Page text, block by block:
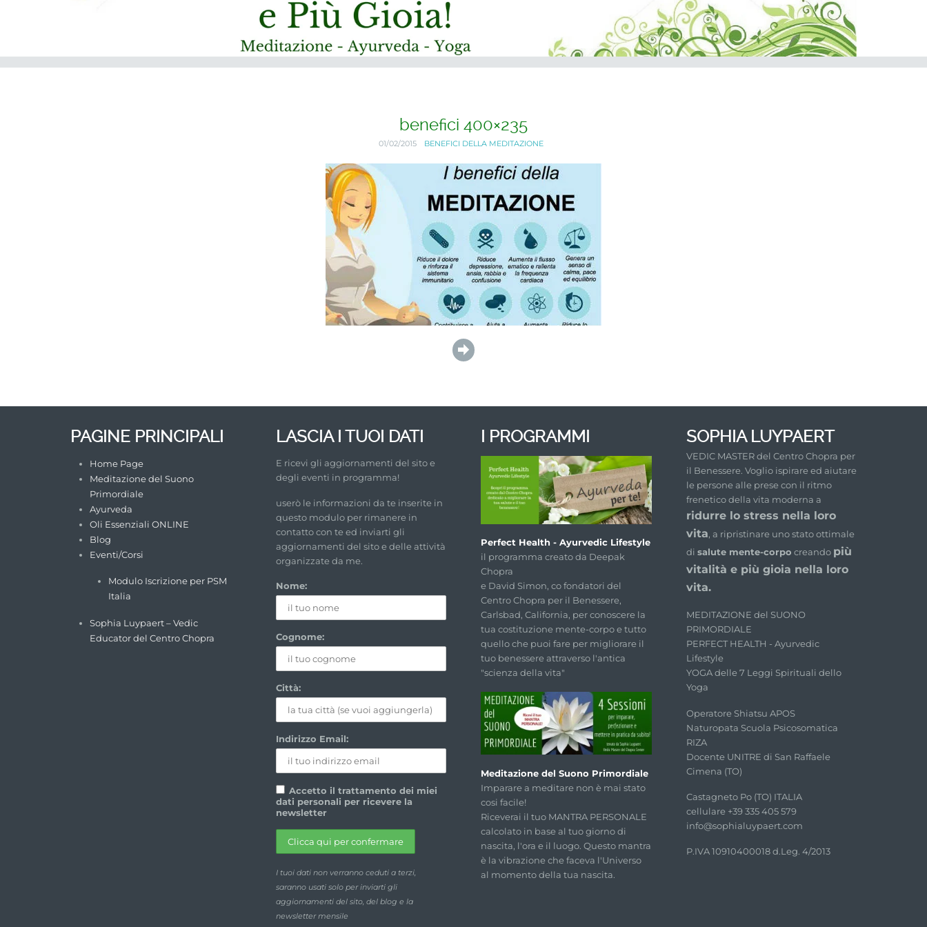
benefici 400×235
01/02/2015 BENEFICI DELLA MEDITAZIONE
PAGINE PRINCIPALI
Home Page
Meditazione del Suono
Primordiale
Ayurveda
Oli Essenziali ONLINE
Blog
Eventi/Corsi
Modulo Iscrizione per PSM
Italia
Sophia Luypaert – Vedic
Educator del Centro Chopra
LASCIA I TUOI DATI
E ricevi gli aggiornamenti del sito e
degli eventi in programma!
userò le informazioni da te inserite in
questo modulo per rimanere in
contatto con te ed inviarti gli
aggiornamenti del sito e delle attività
organizzate da me.
Nome:
Cognome:
Città:
Indirizzo Email:
Accetto il trattamento dei miei
dati personali per ricevere la
newsletter
I tuoi dati non verranno ceduti a terzi,
saranno usati solo per inviarti gli
aggiornamenti del sito, del blog e la
newsletter mensile
I PROGRAMMI
Perfect Health - Ayurvedic Lifestyle
il programma creato da Deepak
Chopra
e David Simon, co fondatori del
Centro Chopra per il Benessere,
Carlsbad, California, per conoscere la
tua costituzione mente-corpo e tutto
quello che puoi fare per migliorare il
tuo benessere attraverso l'antica
"scienza della vita"
Meditazione del Suono Primordiale
Imparare a meditare non è mai stato
cosi facile!
Riceverai il tuo MANTRA PERSONALE
calcolato in base al tuo giorno di
nascita, l'ora e il luogo. Questo mantra
è la vibrazione che faceva l'Universo
al momento della tua nascita.
SOPHIA LUYPAERT
VEDIC MASTER del Centro Chopra per
il Benessere. Voglio ispirare ed aiutare
le persone alle prese con il ritmo
frenetico della vita moderna a
ridurre lo stress nella loro
vita, a ripristinare uno stato ottimale
di salute mente-corpo creando più
vitalità e più gioia nella loro
vita.
MEDITAZIONE del SUONO
PRIMORDIALE
PERFECT HEALTH - Ayurvedic
Lifestyle
YOGA delle 7 Leggi Spirituali dello
Yoga
Operatore Shiatsu APOS
Naturopata Scuola Psicosomatica
RIZA
Docente UNITRE di San Raffaele
Cimena (TO)
Castagneto Po (TO) ITALIA
cellulare +39 335 405 579
info@sophialuypaert.com
P.IVA 10910400018 d.Leg. 4/2013